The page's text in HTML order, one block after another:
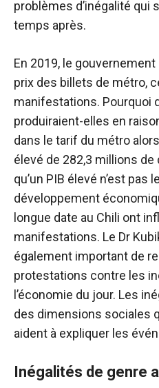
problèmes d’inégalité qui
temps après.
En 2019, le
prix des billets de métro,
manifestations. Pourquoi
produiraient-elles en
dans le tarif du métro
élevé de 282,3 millions de
qu’un PIB élevé n’est pas
développement
longue date au Chili ont
manifestations. Le Dr
également important de
protestations contre les
l’économie du jour. Les
des dimensions sociales
aident à expliquer les
Inégalités de genre